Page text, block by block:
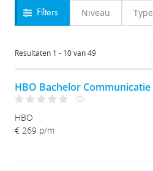
Filters Niveau Type
Resultaten 1 - 10van49
HBO Bachelor Communicatie
(0)
HBO
€ 269 p/m